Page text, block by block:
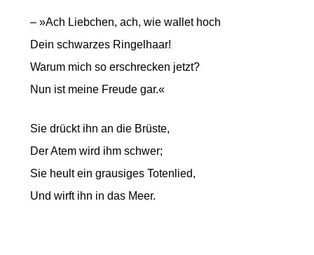
– »Ach Liebchen, ach, wie wallet hoch
Dein schwarzes Ringelhaar!
Warum mich so erschrecken jetzt?
Nun ist meine Freude gar.«
Sie drückt ihn an die Brüste,
Der Atem wird ihm schwer;
Sie heult ein grausiges Totenlied,
Und wirft ihn in das Meer.